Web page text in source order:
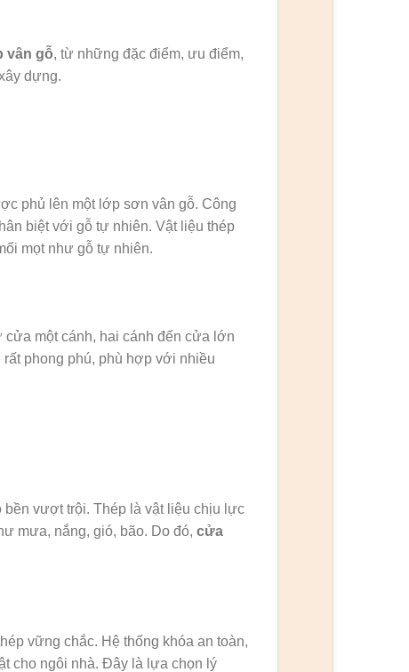
vân gỗ, từ những đặc điểm, ưu điểm,
dựng.
phủ lên một lớp sơn vân gỗ. Công
biệt với gỗ tự nhiên. Vật liệu thép
mọt như gỗ tự nhiên.
cửa một cánh, hai cánh đến cửa lớn
phong phú, phù hợp với nhiều
bền vượt trội. Thép là vật liệu chịu lực
mưa, nắng, gió, bão. Do đó, cửa
vững chắc. Hệ thống khóa an toàn,
cho ngôi nhà. Đây là lựa chọn lý